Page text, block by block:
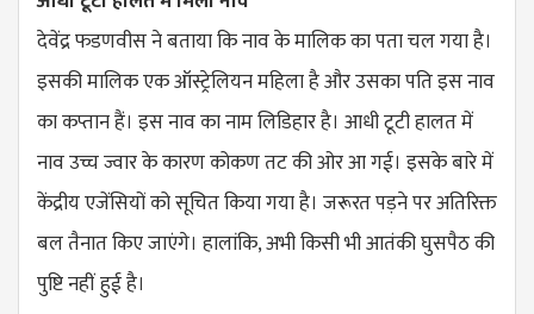
देवेंद्र फडणवीस ने बताया कि नाव के मालिक का पता चल गया है।
इसकी मालिक एक ऑस्ट्रेलियन महिला है और उसका पति इस नाव
का कप्तान हैं। इस नाव का नाम लिडिहार है। आधी टूटी हालत में
नाव उच्च ज्वार के कारण कोकण तट की ओर आ गई। इसके बारे में
केंद्रीय एजेंसियों को सूचित किया गया है। जरूरत पड़ने पर अतिरिक्त
बल तैनात किए जाएंगे। हालांकि, अभी किसी भी आतंकी घुसपैठ की
पुष्टि नहीं हुई है।